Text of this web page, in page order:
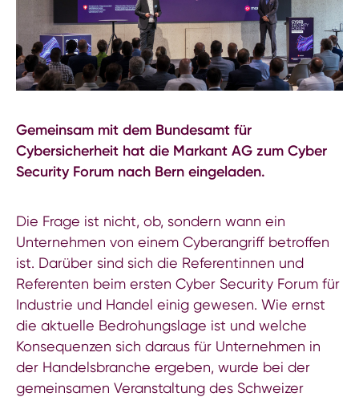
Gemeinsam mit dem Bundesamt für
Cybersicherheit hat die Markant AG zum Cyber
Security Forum nach Bern eingeladen.
Die Frage ist nicht, ob, sondern wann ein
Unternehmen von einem Cyberangriff betroffen
ist. Darüber sind sich die Referentinnen und
Referenten beim ersten Cyber Security Forum für
Industrie und Handel einig gewesen. Wie ernst
die aktuelle Bedrohungslage ist und welche
Konsequenzen sich daraus für Unternehmen in
der Handelsbranche ergeben, wurde bei der
gemeinsamen Veranstaltung des Schweizer